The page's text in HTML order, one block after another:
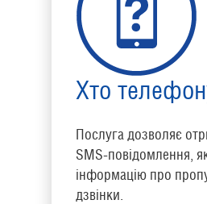
Хто
Послуга дозволяє
SMS-повідомлення,
інформацію про
дзвінки.